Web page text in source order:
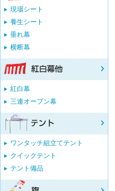
現場シート
養生シート
垂れ幕
横断幕
紅白幕
三連オープン幕
ワンタッチ組立てテント
クイックテント
テント備品